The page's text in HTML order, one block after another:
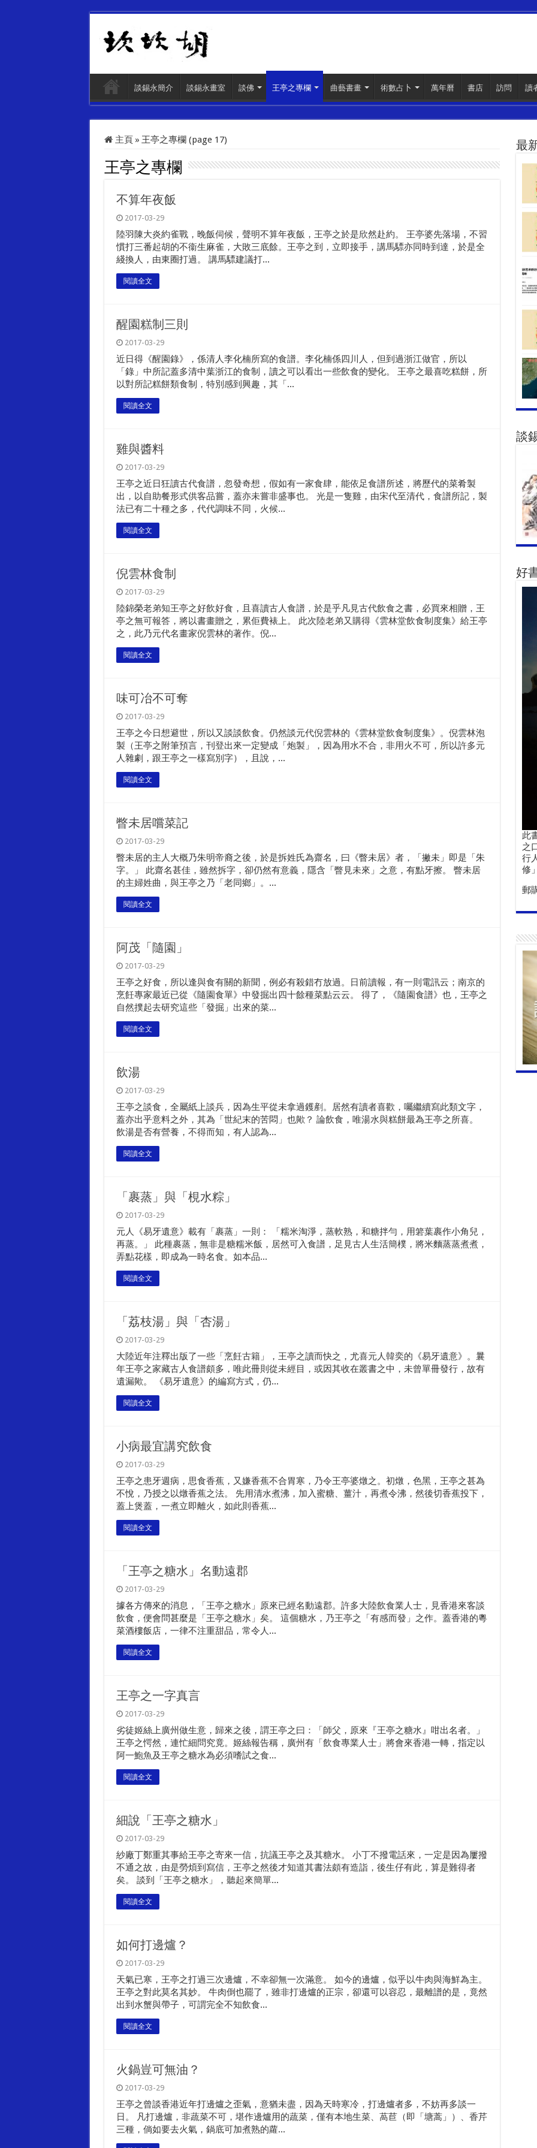
談錫永簡介 談錫永畫室 談佛 王亭之專欄 曲藝書畫 術數占卜 萬年曆 書店 訪問 讀
主頁 » 王亭之專欄 (page 17)
王亭之專欄
不算年夜飯
2017-03-29
陸羽陳大炎約雀戰，晚飯伺候，聲明不算年夜飯，王亭之於是欣然赴約。 王亭婆先落場，不習
慣打三番起胡的不衞生麻雀，大敗三底餘。王亭之到，立即接手，講馬驃亦同時到達，於是全
綫換人，由東圈打過。 講馬驃建議打...
閱讀全文
醒園糕制三則
2017-03-29
近日得《醒園錄》，係清人李化楠所寫的食譜。李化楠係四川人，但到過浙江做官，所以
「錄」中所記蓋多清中葉浙江的食制，讀之可以看出一些飲食的變化。 王亭之最喜吃糕餅，所
以對所記糕餅類食制，特別感到興趣，其「...
閱讀全文
雞與醬料
2017-03-29
王亭之近日狂讀古代食譜，忽發奇想，假如有一家食肆，能依足食譜所述，將歷代的菜肴製
出，以自助餐形式供客品嘗，蓋亦未嘗非盛事也。 光是一隻雞，由宋代至清代，食譜所記，製
法已有二十種之多，代代調味不同，火候...
閱讀全文
倪雲林食制
2017-03-29
陸錦榮老弟知王亭之好飲好食，且喜讀古人食譜，於是乎凡見古代飲食之書，必買來相贈，王
亭之無可報答，將以書畫贈之，累佢費裱上。 此次陸老弟又購得《雲林堂飲食制度集》給王亭
之，此乃元代名畫家倪雲林的著作。倪...
閱讀全文
味可冶不可奪
2017-03-29
王亭之今日想避世，所以又談談飲食。仍然談元代倪雲林的《雲林堂飲食制度集》。倪雲林泡
製（王亭之附筆預言，刊登出來一定變成「炮製」，因為用水不合，非用火不可，所以許多元
人雜劇，跟王亭之一樣寫別字），且說，...
閱讀全文
瞥未居嚐菜記
2017-03-29
瞥未居的主人大概乃朱明帝裔之後，於是拆姓氏為齋名，曰《瞥未居》者，「撇未」即是「朱
字。」 此齋名甚佳，雖然拆字，卻仍然有意義，隱含「瞥見未來」之意，有點牙擦。 瞥未居
的主婦姓曲，與王亭之乃「老同鄉」。...
閱讀全文
阿茂「隨園」
2017-03-29
王亭之好食，所以逢與食有關的新聞，例必有殺錯冇放過。日前讀報，有一則電訊云；南京的
烹飪專家最近已從《隨園食單》中發掘出四十餘種菜點云云。 得了，《隨園食譜》也，王亭之
自然撲起去研究這些「發掘」出來的菜...
閱讀全文
飲湯
2017-03-29
王亭之談食，全屬紙上談兵，因為生平從未拿過鑊剷。居然有讀者喜歡，囑繼續寫此類文字，
蓋亦出乎意料之外，其為「世紀末的苦悶」也歟？ 論飲食，唯湯水與糕餅最為王亭之所喜。
飲湯是否有營養，不得而知，有人認為...
閱讀全文
「裹蒸」與「梘水粽」
2017-03-29
元人《易牙遺意》載有「裹蒸」一則： 「糯米淘淨，蒸軟熟，和糖拌勻，用箬葉裹作小角兒，
再蒸。」 此種裹蒸，無非是糖糯米飯，居然可入食譜，足見古人生活簡樸，將米麵蒸蒸煮煮，
弄點花樣，即成為一時名食。如本品...
閱讀全文
「荔枝湯」與「杏湯」
2017-03-29
大陸近年注釋出版了一些「烹飪古籍」，王亭之讀而快之，尤喜元人韓奕的《易牙遺意》。曩
年王亭之家藏古人食譜頗多，唯此冊則從未經目，或因其收在叢書之中，未曾單冊發行，故有
遺漏歟。 《易牙遺意》的編寫方式，仍...
閱讀全文
小病最宜講究飲食
2017-03-29
王亭之患牙週病，思食香蕉，又嫌香蕉不合胃寒，乃令王亭婆燉之。初燉，色黑，王亭之甚為
不悅，乃授之以燉香蕉之法。 先用清水煮沸，加入蜜糖、薑汁，再煮令沸，然後切香蕉投下，
蓋上煲蓋，一煮立即離火，如此則香蕉...
閱讀全文
「王亭之糖水」名動遠郡
2017-03-29
據各方傳來的消息，「王亭之糖水」原來已經名動遠郡。許多大陸飲食業人士，見香港來客談
飲食，便會問甚麼是「王亭之糖水」矣。 這個糖水，乃王亭之「有感而發」之作。蓋香港的粵
菜酒樓飯店，一律不注重甜品，常令人...
閱讀全文
王亭之一字真言
2017-03-29
劣徒姬絲上廣州做生意，歸來之後，謂王亭之曰：「師父，原來『王亭之糖水』咁出名者。」
王亭之愕然，連忙細問究竟。姬絲報告稱，廣州有「飲食專業人士」將會來香港一轉，指定以
阿一鮑魚及王亭之糖水為必須嗜試之食...
閱讀全文
細說「王亭之糖水」
2017-03-29
紗廠丁鄭重其事給王亭之寄來一信，抗議王亭之及其糖水。 小丁不撥電話來，一定是因為屢撥
不通之故，由是勞煩到寫信，王亭之然後才知道其書法頗有造詣，後生仔有此，算是難得者
矣。 談到「王亭之糖水」，聽起來簡單...
閱讀全文
如何打邊爐？
2017-03-29
天氣已寒，王亭之打過三次邊爐，不幸卻無一次滿意。 如今的邊爐，似乎以牛肉與海鮮為主。
王亭之對此莫名其妙。 牛肉倒也罷了，雖非打邊爐的正宗，卻還可以容忍，最離譜的是，竟然
出到水蟹與帶子，可謂完全不知飲食...
閱讀全文
火鍋豈可無油？
2017-03-29
王亭之曾談香港近年打邊爐之歪氣，意猶未盡，因為天時寒冷，打邊爐者多，不妨再多談一
日。 凡打邊爐，非蔬菜不可，堪作邊爐用的蔬菜，僅有本地生菜、萵苣（即「塘蒿」）、香芹
三種，倘如要去火氣，鍋底可加煮熟的蘿...
最
談
好
此
之
行
修
郵